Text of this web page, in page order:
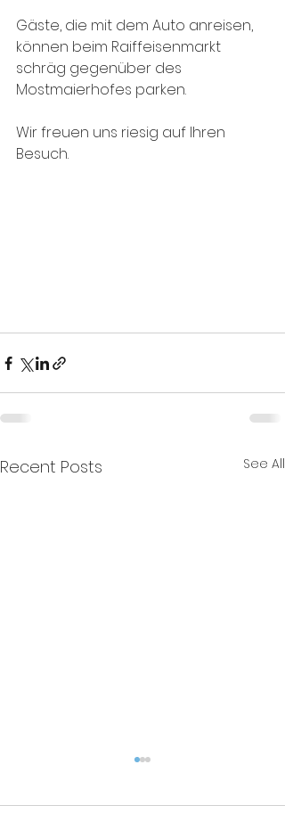
Gäste, die mit dem Auto anreisen,
können beim Raiffeisenmarkt
schräg gegenüber des
Mostmaierhofes parken.
Wir freuen uns riesig auf Ihren
Besuch.
Recent Posts See All